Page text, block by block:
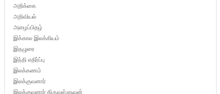
அறிக்கை
அறிவியல்
அழைப்பிதழ்
இக்கால இலக்கியம்
இதழுரை
இந்தி எதிர்ப்பு
இலக்கணம்
இலக்குவனார்
இலக்குவனார் திருவள்ளுவன்